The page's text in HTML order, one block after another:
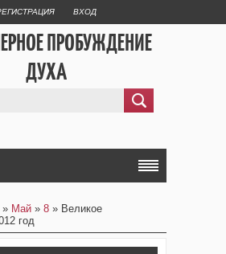
ВХОД
ПРОБУЖДЕНИЕ
ДУХА
» Май » 8 » Великое
год